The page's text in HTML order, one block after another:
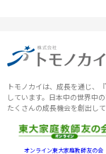
トモノカイは、成長を通じ、
しています。日本中の世界中
たくさんの成長機会を創出して
オンライン東大家庭教師友の会